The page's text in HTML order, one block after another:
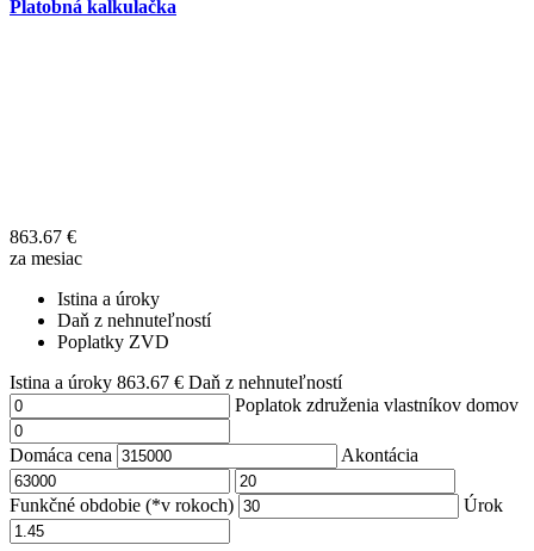
Platobná kalkulačka
863.67 €
za mesiac
Istina a úroky
Daň z nehnuteľností
Poplatky ZVD
Istina a úroky 863.67 € Daň z nehnuteľností
Poplatok združenia vlastníkov domov
Domáca cena Akontácia
Funkčné obdobie (*v rokoch) Úrok